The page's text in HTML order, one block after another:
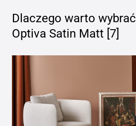
Dlaczego warto wybrać
Optiva Satin Matt [7]